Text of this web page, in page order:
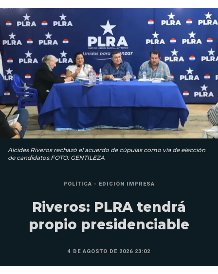
Alcides Riveros rechazó el acuerdo de cúpulas como vía de elección
de candidatos.FOTO: GENTILEZA
POLÍTICA - EDICIÓN IMPRESA
Riveros: PLRA tendrá
propio presidenciable
4 DE AGOSTO DE 2026 23:02